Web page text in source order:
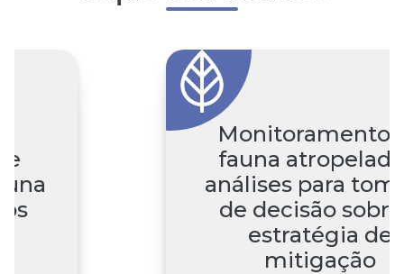
Monitoramento
fauna atropelada
análises para
de decisão sobre
estratégia de
mitigação